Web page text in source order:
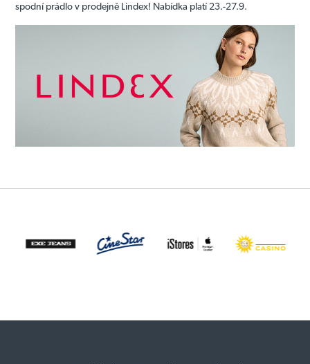
spodní prádlo v prodejně Lindex! Nabídka platí 23.-27.9.